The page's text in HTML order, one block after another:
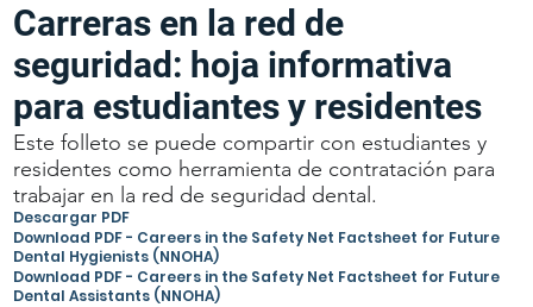
Carreras en la red de
seguridad: hoja informativa
para estudiantes y residentes
Este folleto se puede compartir con estudiantes y
residentes como herramienta de contratación para
trabajar en la red de seguridad dental.
Descargar PDF
Download PDF - Careers in the Safety Net Factsheet for Future
Dental Hygienists (NNOHA)
Download PDF - Careers in the Safety Net Factsheet for Future
Dental Assistants (NNOHA)